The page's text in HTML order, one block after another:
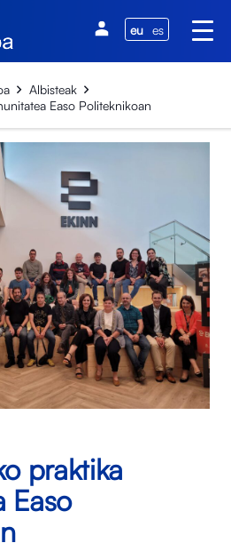
eu es
Albisteak
Easo Politeknikoan
praktika
Easo